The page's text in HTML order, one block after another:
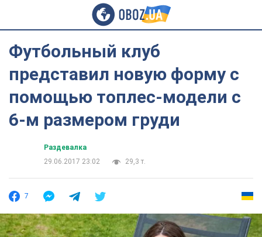
Футбольный клуб
представил новую форму с
помощью топлес-модели с
6-м размером груди
Раздевалка
29.06.2017 23:02
29,3 т.
7